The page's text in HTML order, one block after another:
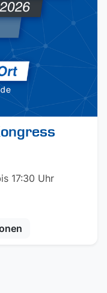
17:30 Uhr